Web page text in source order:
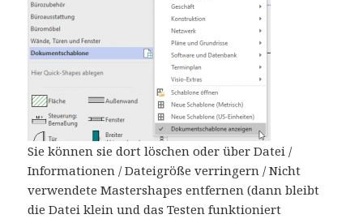
Sie können sie dort löschen oder über Datei /
Informationen / Dateigröße verringern / Nicht
verwendete Mastershapes entfernen (dann bleibt
die Datei klein und das Testen funktioniert